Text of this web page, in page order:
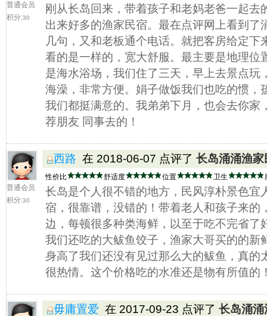
普通会员
积分:30
刚从长岛回来，带着孩子和老妈老爸一起去
出来好多的渔家民宿。最在点评网上看到了
几句，又和老板通个电话。就把客房给定下
看的是一样的，宽大舒服。最主要是地理位
是海水浴场，我们住了三天，早上去景点玩
海澡，非常方便。娟子做饭我们也吃的惯，
我们都挺满意的。我弟弟下月，也会去你家
荐朋友 同事去的！
普通会员
积分:30
西路 在 2018-06-07 点评了 长岛涌涌渔家
性价比 舒适度 位置 卫生
长岛是个人很不错的地方，民风淳朴景色宜
宿，很靠谱，没错的！带着老人和孩子来的
边，每顿很多种类海鲜，以至于吃不完省了
我们还吃的大鲅鱼饺子，渔家大哥买的的新
身高了我们还没有见过那么大的鲅鱼，真的
很热情。这个价格吃的水准还是物有所值的
毋庸置爱 在 2017-09-23 点评了 长岛涌